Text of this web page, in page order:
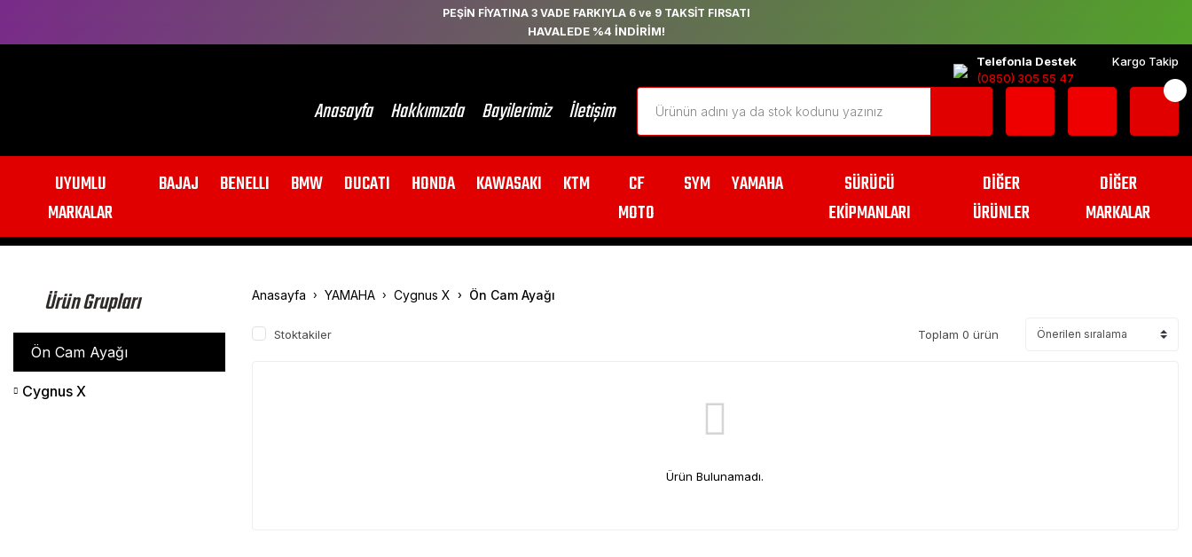
PEŞİN FİYATINA 3 VADE FARKIYLA 6 ve 9 TAKSİT FIRSATI
HAVALEDE %4 İNDİRİM!
Telefonla Destek
(0850) 305 55 47
Kargo Takip
Anasayfa Hakkımızda Bayilerimiz İletişim
UYUMLU
MARKALAR
BAJAJ BENELLI BMW DUCATI HONDA KAWASAKI KTM
CF
MOTO
SYM YAMAHA
SÜRÜCÜ
EKİPMANLARI
DİĞER
ÜRÜNLER
DİĞER
MARKALAR
Ürün Grupları
Ön Cam Ayağı
Cygnus X
Anasayfa YAMAHA Cygnus X Ön Cam Ayağı
Stoktakiler Toplam 0 ürün
Ürün Bulunamadı.